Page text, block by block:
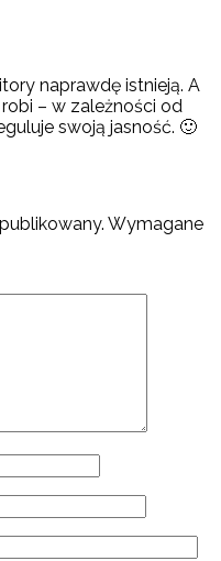
naprawdę istnieją. A
– w zależności od
swoją jasność. 🙂
Wymagane